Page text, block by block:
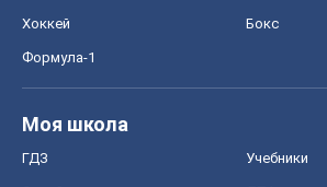
Хоккей Бокс
Формула-1
Моя школа
ГДЗ Учебники